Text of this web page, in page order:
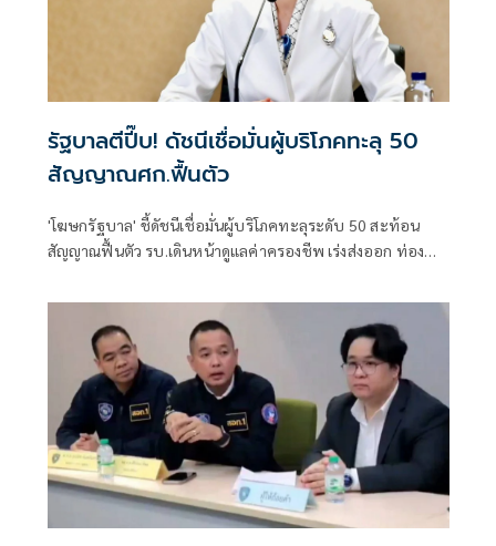
รัฐบาลตีปี๊บ! ดัชนีเชื่อมั่นผู้บริโภคทะลุ 50
สัญญาณศก.ฟื้นตัว
'โฆษกรัฐบาล' ชี้ดัชนีเชื่อมั่นผู้บริโภคทะลุระดับ 50 สะท้อน
สัญญาณฟื้นตัว รบ.เดินหน้าดูแลค่าครองชีพ เร่งส่งออก ท่อง